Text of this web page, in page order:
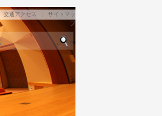
交通アクセス
サイトマッ
プ